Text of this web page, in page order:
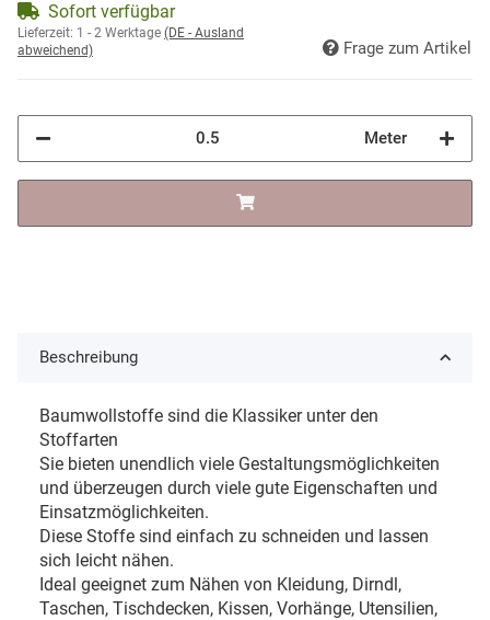
Sofort verfügbar
Lieferzeit: 1 - 2 Werktage (DE - Ausland
abweichend)
Frage zum Artikel
Meter
Beschreibung
Baumwollstoffe sind die Klassiker unter den
Stoffarten
Sie bieten unendlich viele Gestaltungsmöglichkeiten
und überzeugen durch viele gute Eigenschaften und
Einsatzmöglichkeiten.
Diese Stoffe sind einfach zu schneiden und lassen
sich leicht nähen.
Ideal geeignet zum Nähen von Kleidung, Dirndl,
Taschen, Tischdecken, Kissen, Vorhänge, Utensilien,